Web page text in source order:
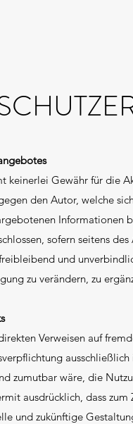
keinerlei Gewähr für die
den Autor, welche
Informationen
sofern seitens
und
zu verändern, zu
Verweisen auf
zumutbar wäre, die
ausdrücklich, dass
und zukünftige